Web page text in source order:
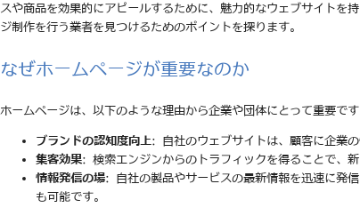
スや商品を効果的にアピールするために、魅力的なウェブサイトを
ジ制作を行う業者を見つけるためのポイントを探ります。
なぜホームページが重要なのか
ホームページは、以下のような理由から企業や団体にとって重要です
ブランドの認知度向上: 自社のウェブサイトは、顧客に企業
集客効果: 検索エンジンからのトラフィックを得ることで、
情報発信の場: 自社の製品やサービスの最新情報を迅速に発
も可能です。